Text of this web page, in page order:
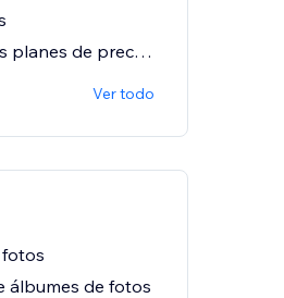
Diseñar la página de los planes de precios
Ver todo
álbumes de fotos